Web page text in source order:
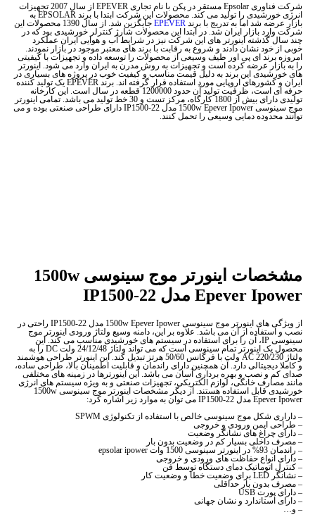
شرکت فناوری Epsolar مستقر در پکن با نام تجاری EPEVER از سال 2007 تجهیزات
انرژی خورشیدی را تولید می کند. محصولات این شرکت ابتدا با برند EPSOLAR به
بازار عرضه شد اما به تدریج با برندEPEVER
جایگزین شد. از سال 1390 محصولات این
شرکت وارد بازار ایران شد. در ابتدا این محصولات شارژ کنترلر خورشیدی بود که در
چند سال گذشته اینورتر های این شرکت نیز در شرایط آب و هوایی ایران عملکرد
خوبی از خود نشان دادند و شروع به رقابت با برند های معتبر موجود در بازار نمودند.
امروزه برند ای پی اور طیف وسیعی از محصولات را توسعه داده و تجهیزات با کیفیتی
را به بازار عرضه کرده است و تجهیزات به روش مدرن به ایران وارد می شود. اینورتر
های خورشیدی این برند به دلیل قیمت مناسب و کیفیت خوب در پروژه های بسیاری در
ایران و کشورهای اروپایی مورد استفاده قرار گرفته اند. برند EPEVER یک تولید کننده
حرفه ای است، ظرفیت تولید آن حدود 1200000 قطعه در سال است. این کارخانه
تولیدی دارای بیش از 1800 کارگاه، مرکز تست و 30 خط تولید می باشد. تمامی اینورتر
موج سینوسی 1500w Epever Ipower مدل IP1500-22 دارای طراحی صنعتی بوده و می
توانند محدوده دمایی وسیعی را تحمل کنند.
مشخصات اینورتر موج سینوسی 1500w
Epever Ipower مدل IP1500-22
از ویژگی های اینورتر موج سینوسی 1500w Epever Ipower مدل IP1500-22 راحتی در
نصب و استفاده از آن می باشد. علاوه بر این، دامنه وسیع ولتاژ ورودی اینورتر موج
سینوسی IP، آن را برای استفاده در سیستم های خورشیدی مناسب می کند. این
محصول یک اینورتر تمام سینوسی است که می تواند ولتاژ 24/12/48 ولت DC را به
ولتاژ AC 220/230 ولت با فرکانس 50/60 هرتز تبدیل کند. این اینورتر طراحی هوشمند
و کاملا دیجیتالی دارد. آن همچنین دارای راندمان و قابلیت اطمینان بالا، طراحی ساده،
صدای کم و نصب و بهره برداری آسان می باشد. این اینورترها در زمینه های مختلفی
مانند مصارف خانگی، لوازم الکتریکی، تجهیزات صنعتی و به ویژه سیستم های انرژی
خورشیدی قابل استفاده هستند. از دیگر مشخصات اینورتر موج سینوسی 1500w
Epever Ipower مدل IP1500-22 می توان به موارد زیر اشاره کرد:
– داراری شکل موج سینوسی خالص با استفاده از تکنولوژی SPWM
– طراحی ایمن ورودی و خروجی
– دارای چراغ های نشانگر وضعیت
– مصرف داخلی بسیار کم در وضعیت بدون بار
– راندمان 93% در اینورتر سینوسی 1500 وات epsolar ipower
– دارای انواع حفاظت های ورودی و خروجی
– کنترل اتوماتیک دمای دستگاه توسط فن
– نشانگر LED برای وضعیت خطا و وضعیت کار
– مصرف بدون بار حداقلی
– دارای پورت USB
– دارای استاندارد و نشان جهانی
– و…